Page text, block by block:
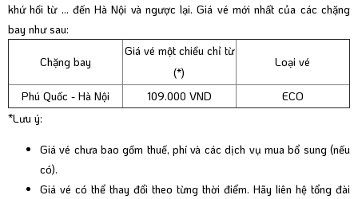
khứ hồi từ … đến Hà Nội và ngược lại. Giá vé mới nhất của các chặng
bay như sau:
Chặng bay
Giá vé một chiều chỉ từ
(*)
Loại vé
Phú Quốc - Hà Nội 109.000 VND
ECO
*Lưu ý:
Giá vé chưa bao gồm thuế, phí và các dịch vụ mua bổ sung (nếu
có).
Giá vé có thể thay đổi theo từng thời điểm. Hãy liên hệ tổng đài